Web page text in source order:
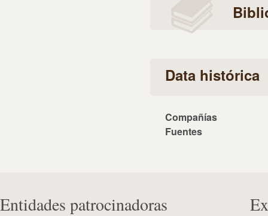
Data histórica
Compañías
Fuentes
Entidades patrocinadoras